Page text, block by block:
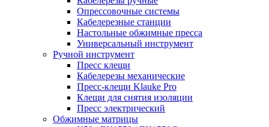
Опрессовочные системы
Кабелерезные станции
Настольные обжимные пресса
Универсальный инструмент
Ручной инструмент
Пресс клещи
Кабелерезы механические
Пресс-клещи Klauke Pro
Клещи для снятия изоляции
Пресс электрический
Обжимные матрицы